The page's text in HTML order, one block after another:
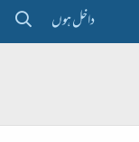
داخل ہوں